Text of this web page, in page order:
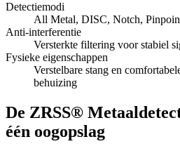
Detectiemodi
All Metal, DISC, Notch,
Anti-interferentie
Versterkte filtering voor stabiel
Fysieke eigenschappen
Verstelbare stang en
behuizing
De ZRSS®
één oogopslag